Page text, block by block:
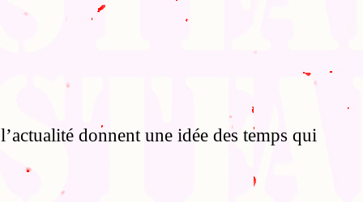
donnent une idée des temps qui